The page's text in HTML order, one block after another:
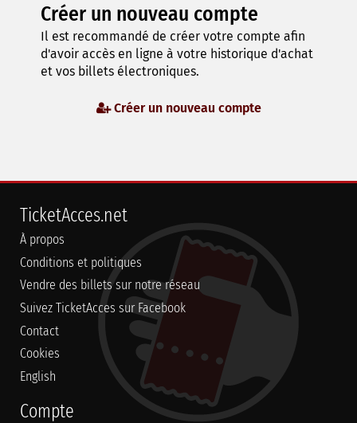
Créer un nouveau compte
Il est recommandé de créer votre compte afin
d'avoir accès en ligne à votre historique d'achat
et vos billets électroniques.
Créer un nouveau compte
TicketAcces.net
À propos
Conditions et politiques
Vendre des billets sur notre réseau
Suivez TicketAcces sur Facebook
Contact
Cookies
English
Compte